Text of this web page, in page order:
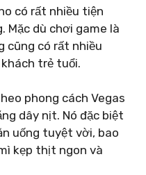
có rất nhiều tiện
Mặc dù chơi game là
cũng có rất nhiều
trẻ tuổi.
phong cách Vegas
dây nịt. Nó đặc biệt
uống tuyệt vời, bao
kẹp thịt ngon và